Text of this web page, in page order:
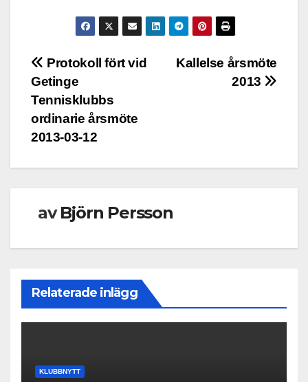
InläggsnavigeringKallelse årsmöte
2013
Protokoll fört vid
Getinge
Tennisklubbs
ordinarie årsmöte
2013-03-12
avBjörn Persson
Relaterade inlägg
KLUBBNYTT